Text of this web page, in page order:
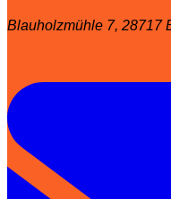
Blauholzmühle 7, 28717